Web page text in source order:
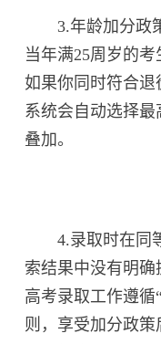
3.年龄加分政策
当年满25周岁的
如果你同时符合退
系统会自动选择
叠加。
4.录取时在同等
索结果中没有明确
高考录取工作遵循
则，享受加分政